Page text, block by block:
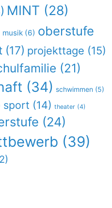
MINT (28)
musik (6) oberstufe
(17) projekttage (15)
(21)
(34) schwimmen (5)
sport (14) theater (4)
(24)
(39)